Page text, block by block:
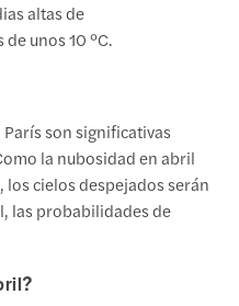
altas de
unos 10 °C.
son significativas
la nubosidad en abril
cielos despejados serán
las probabilidades de